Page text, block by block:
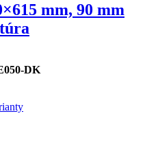
mm, 90 mm
DK